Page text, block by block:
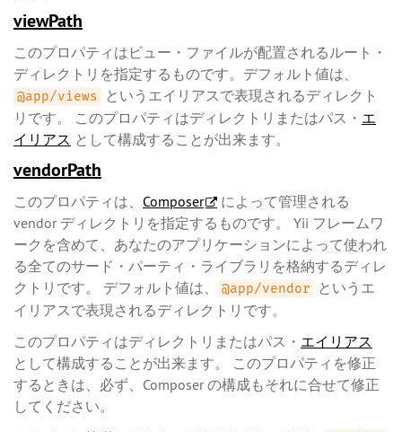
viewPath
このプロパティはビュー・ファイルが配置されるルート・
ディレクトリを指定するものです。デフォルト値は、
@app/views
というエイリアスで表現されるディレクト
リです。 このプロパティはディレクトリまたはパス・ エ
イリアス として構成することが出来ます。
vendorPath
このプロパティは、 Composer
によって管理される
vendor ディレクトリを指定するものです。 Yii フレームワ
ークを含めて、あなたのアプリケーションによって使われ
る全てのサード・パーティ・ライブラリを格納するディレ
クトリです。 デフォルト値は、
@app/vendor
というエ
イリアスで表現されるディレクトリです。
このプロパティはディレクトリまたはパス・ エイリアス
として構成することが出来ます。 このプロパティを修正
するときは、必ず、Composer の構成もそれに合せて修正
してください。